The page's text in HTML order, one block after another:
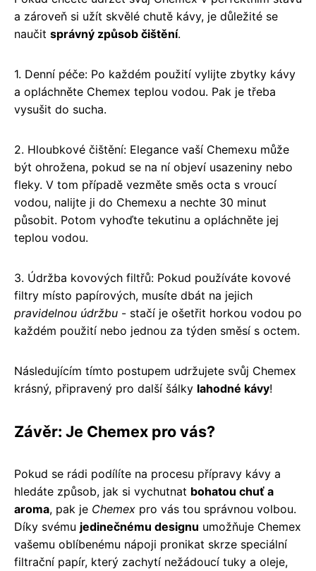
a zároveň si užít skvělé chutě kávy, je důležité se
naučit správný způsob čištění.
1. Denní péče: Po každém použití vylijte zbytky kávy
a opláchněte Chemex teplou vodou. Pak je třeba
vysušit do sucha.
2. Hloubkové čištění: Elegance vaší Chemexu může
být ohrožena, pokud se na ní objeví usazeniny nebo
fleky. V tom případě vezměte směs octa s vroucí
vodou, nalijte ji do Chemexu a nechte 30 minut
působit. Potom vyhoďte tekutinu a opláchněte jej
teplou vodou.
3. Údržba kovových filtřů: Pokud používáte kovové
filtry místo papírových, musíte dbát na jejich
pravidelnou údržbu - stačí je ošetřit horkou vodou po
každém použití nebo jednou za týden směsí s octem.
Následujícím tímto postupem udržujete svůj Chemex
krásný, připravený pro další šálky lahodné kávy!
Závěr: Je Chemex pro vás?
Pokud se rádi podílíte na procesu přípravy kávy a
hledáte způsob, jak si vychutnat bohatou chuť a
aroma, pak je Chemex pro vás tou správnou volbou.
Díky svému jedinečnému designu umožňuje Chemex
vašemu oblíbenému nápoji pronikat skrze speciální
filtrační papír, který zachytí nežádoucí tuky a oleje,